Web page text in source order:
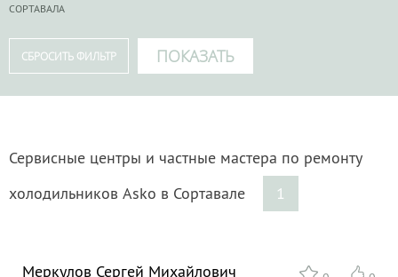
СОРТАВАЛА
Сервисные центры и частные мастера по ремонту
холодильников Asko в Сортавале
1
Меркулов Сергей Михайлович